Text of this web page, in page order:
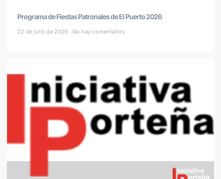
Programa de Fiestas Patronales de El Puerto 2026
22 de julio de 2026 No hay comentarios